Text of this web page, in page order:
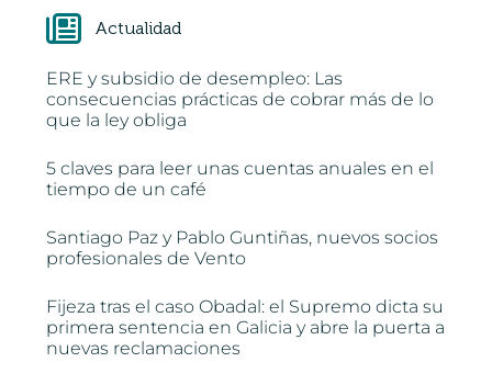
Actualidad
ERE y subsidio de desempleo: Las
consecuencias prácticas de cobrar más de lo
que la ley obliga
5 claves para leer unas cuentas anuales en el
tiempo de un café
Santiago Paz y Pablo Guntiñas, nuevos socios
profesionales de Vento
Fijeza tras el caso Obadal: el Supremo dicta su
primera sentencia en Galicia y abre la puerta a
nuevas reclamaciones